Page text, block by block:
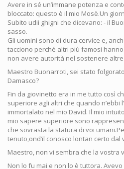
Avere in sé un’immane potenza e
bloccato: questo è il mio Mosè.Un
Subito udii ghigni che dicevano: - il
sasso.
Gli uomini sono di dura cervice e,
tacciono perché altri più famosi
non avere autorità nel sostenere
Maestro Buonarroti, sei stato
Damasco?
Fin da giovinetto era in me tutto così
superiore agli altri che quando n’ebbi
immortalato nel mio David. Il mio
mio sapere superiore sono
che sovrasta la statura di voi
tenuto,ond’il conosco lontan certo dal
Maestro, non vi sembra che la vostra
Non lo fu mai e non lo è tuttora.